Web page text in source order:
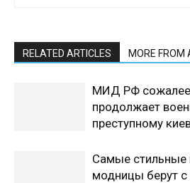
RELATED ARTICLES MORE FROM
МИД РФ
продолжает
преступному
Самые стильные
модницы берут с